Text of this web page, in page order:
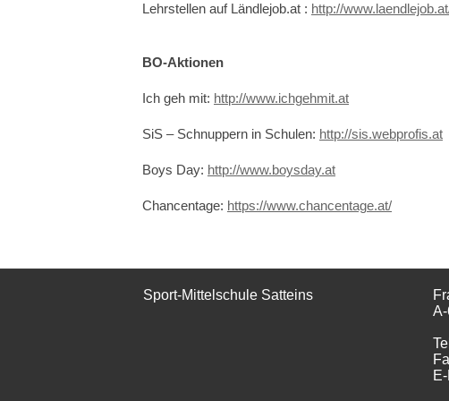
Lehrstellen auf Ländlejob.at : http://
BO-Aktionen
Ich geh mit: http://www.ichgehmit.at
SiS – Schnuppern in Schulen: http://sis.webprofis.at
Boys Day: http://www.boysday.at
Chancentage: https://www.chancentage.at/
Sport-Mittelschule Satteins